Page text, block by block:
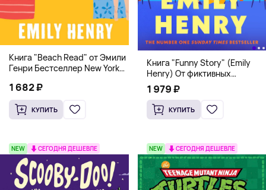
Книга "Beach Read" от Эмили
Генри Бестселлер New York
1 682 ₽
КУПИТЬ
Книга "Funny Story" (Emily
Henry) От фиктивных
свиданий к реальной любви
1 979 ₽
КУПИТЬ
NEW СЕГОДНЯ ДЕШЕВЛЕ NEW СЕГОДНЯ ДЕШЕВЛЕ